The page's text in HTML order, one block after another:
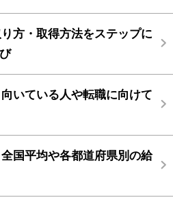
方・取得方法をステップに
いている人や転職に向けて
国平均や各都道府県別の給